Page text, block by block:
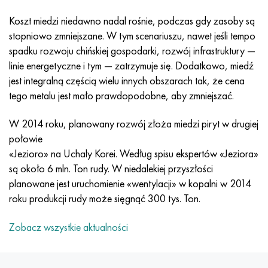
Koszt miedzi niedawno nadal rośnie, podczas gdy zasoby są
stopniowo zmniejszane. W tym scenariuszu, nawet jeśli tempo
spadku rozwoju chińskiej gospodarki, rozwój infrastruktury —
linie energetyczne i tym — zatrzymuje się. Dodatkowo, miedź
jest integralną częścią wielu innych obszarach tak, że cena
tego metalu jest mało prawdopodobne, aby zmniejszać.
W 2014 roku, planowany rozwój złoża miedzi piryt w drugiej
połowie
«Jezioro» na Uchaly Korei. Według spisu ekspertów «Jeziora»
są około 6 mln. Ton rudy. W niedalekiej przyszłości
planowane jest uruchomienie «wentylacji» w kopalni w 2014
roku produkcji rudy może sięgnąć 300 tys. Ton.
Zobacz wszystkie aktualności
Incotest
Jette M152
Kobalt 6B
marowanie 250
Rene 41
Marażowanie 300
47НХР
49KF
49K2F, 49K2FA-VI
Stop 50N
Stop 50NP
50NHS
HN62MVKYU
HN63MB
XN65VM
HN65VMTYU
KhN67MVTYu
KhN68VKTYU
PT-1M
PT-3V
PT-7M
2B
SPT-2 sv
AT3
Stop Al6xn
15-7Ph® - 1.4532
PH 13-8 Mo - 1,4534
1.4542 - 17-4Ph®
Custom 455® - 1.4543 - uns 45500
1.4545 - 15-5Ph®
10X18N18Yu4D
11X11N2V2MF
12X18H9T
13H11N2V2MF
15x11mf
15х12vnmf
Silikonowy brąz aluminiowy
CW301G, C64200
brąz krzemowy
C65500, CuAl11Fe3
C65620, CuSi3Fe2Zn3
C65100, CuSi1,5
C84400, CuSn2ZnPb
C83600, CuSn5ZnPb
Stal konstrukcyjna stopowa
10g2, 10g2, AISI 1513
12X2H4A, 15NiCr13, 1.5752
AC14, 11SMnPb30
20G, 20min5
20XH3A, AISI 4320, 20hn3a
Р6М5К5, 1.3243, hs6-5-2-5
R6M5F3, 1.3344, hs6-5-3
Р9М4К8,1.3207
R12F3, 1.3318, sw12
P18, 1.3355, hs18-0-1, sw18
Stal węglowa